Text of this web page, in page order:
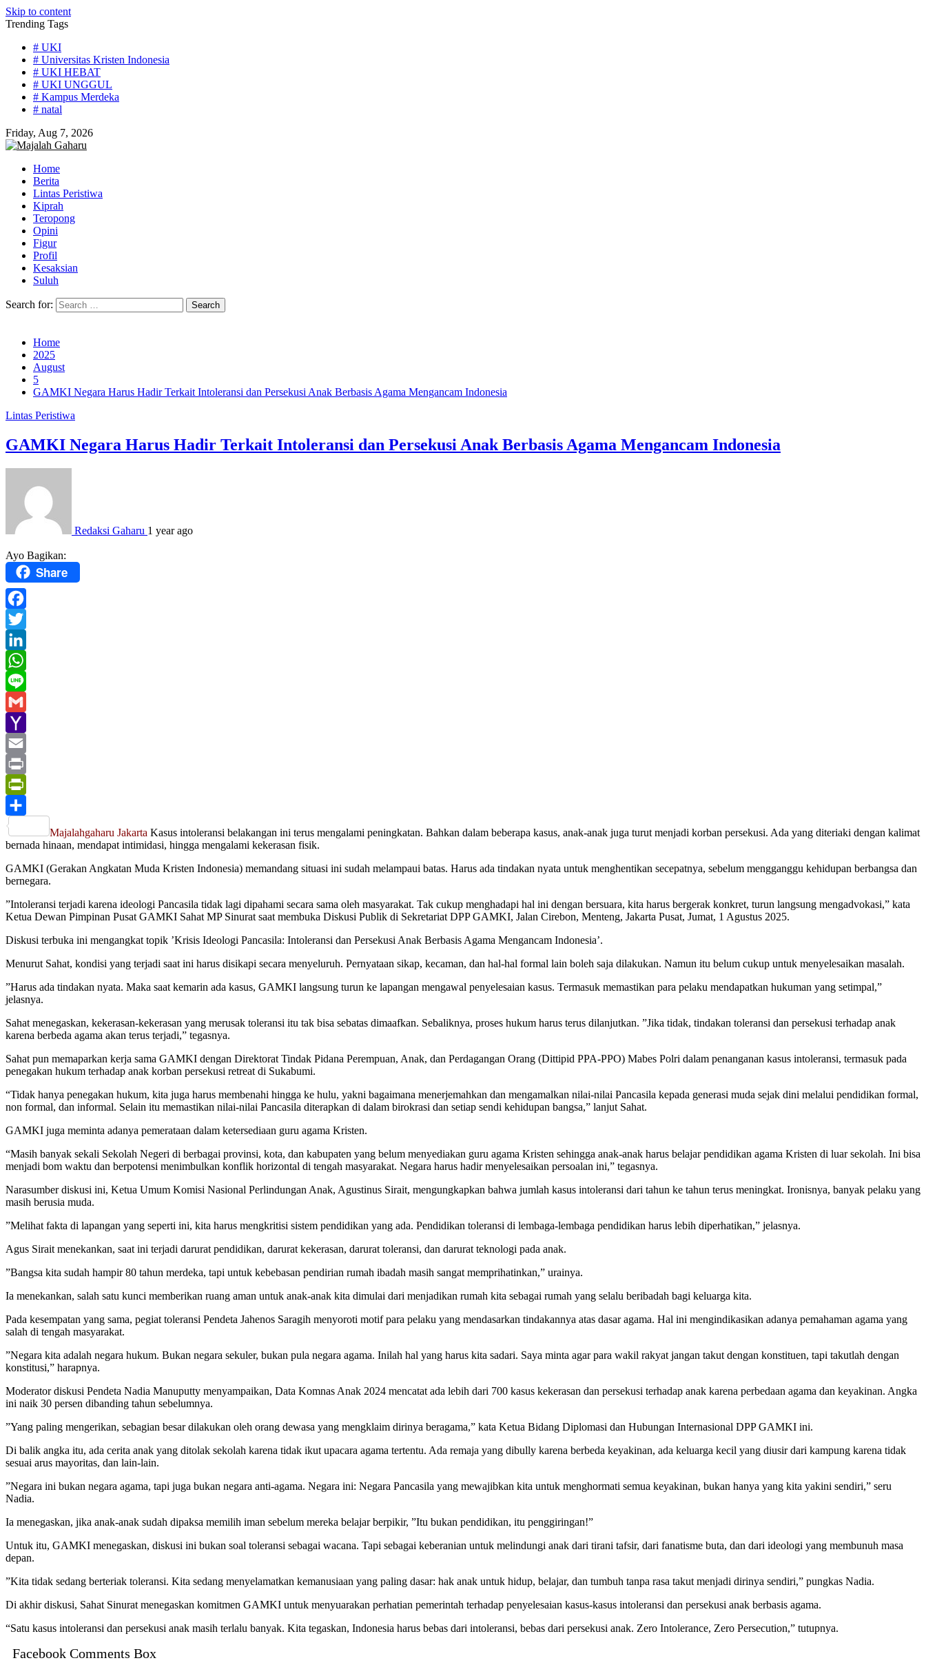
Skip to content
Trending Tags
# UKI
# Universitas Kristen Indonesia
# UKI HEBAT
# UKI UNGGUL
# Kampus Merdeka
# natal
Friday, Aug 7, 2026
Home
Berita
Lintas Peristiwa
Kiprah
Teropong
Opini
Figur
Profil
Kesaksian
Suluh
Search for:
Home
2025
August
5
GAMKI Negara Harus Hadir Terkait Intoleransi dan Persekusi Anak Berbasis Agama Mengancam Indonesia
Lintas Peristiwa
GAMKI Negara Harus Hadir Terkait Intoleransi dan Persekusi Anak Berbasis Agama Mengancam Indonesia
Redaksi Gaharu 1 year ago
Ayo Bagikan:
Share
Facebook
Twitter
LinkedIn
WhatsApp
Line
Gmail
Yahoo
Mail
Email
Print
PrintFriendly
Majalahgaharu Jakarta Kasus intoleransi belakangan ini terus mengalami peningkatan. Bahkan dalam beberapa kasus, anak-anak juga turut menjadi korban persekusi. Ada yang diteriaki dengan kalimat
bernada hinaan, mendapat intimidasi, hingga mengalami kekerasan fisik.
GAMKI (Gerakan Angkatan Muda Kristen Indonesia) memandang situasi ini sudah melampaui batas. Harus ada tindakan nyata untuk menghentikan secepatnya, sebelum mengganggu kehidupan berbangsa dan
bernegara.
”Intoleransi terjadi karena ideologi Pancasila tidak lagi dipahami secara sama oleh masyarakat. Tak cukup menghadapi hal ini dengan bersuara, kita harus bergerak konkret, turun langsung mengadvokasi,” kata
Ketua Dewan Pimpinan Pusat GAMKI Sahat MP Sinurat saat membuka Diskusi Publik di Sekretariat DPP GAMKI, Jalan Cirebon, Menteng, Jakarta Pusat, Jumat, 1 Agustus 2025.
Diskusi terbuka ini mengangkat topik ’Krisis Ideologi Pancasila: Intoleransi dan Persekusi Anak Berbasis Agama Mengancam Indonesia’.
Menurut Sahat, kondisi yang terjadi saat ini harus disikapi secara menyeluruh. Pernyataan sikap, kecaman, dan hal-hal formal lain boleh saja dilakukan. Namun itu belum cukup untuk menyelesaikan masalah.
”Harus ada tindakan nyata. Maka saat kemarin ada kasus, GAMKI langsung turun ke lapangan mengawal penyelesaian kasus. Termasuk memastikan para pelaku mendapatkan hukuman yang setimpal,”
jelasnya.
Sahat menegaskan, kekerasan-kekerasan yang merusak toleransi itu tak bisa sebatas dimaafkan. Sebaliknya, proses hukum harus terus dilanjutkan. ”Jika tidak, tindakan toleransi dan persekusi terhadap anak
karena berbeda agama akan terus terjadi,” tegasnya.
Sahat pun memaparkan kerja sama GAMKI dengan Direktorat Tindak Pidana Perempuan, Anak, dan Perdagangan Orang (Dittipid PPA-PPO) Mabes Polri dalam penanganan kasus intoleransi, termasuk pada
penegakan hukum terhadap anak korban persekusi retreat di Sukabumi.
“Tidak hanya penegakan hukum, kita juga harus membenahi hingga ke hulu, yakni bagaimana menerjemahkan dan mengamalkan nilai-nilai Pancasila kepada generasi muda sejak dini melalui pendidikan formal,
non formal, dan informal. Selain itu memastikan nilai-nilai Pancasila diterapkan di dalam birokrasi dan setiap sendi kehidupan bangsa,” lanjut Sahat.
GAMKI juga meminta adanya pemerataan dalam ketersediaan guru agama Kristen.
“Masih banyak sekali Sekolah Negeri di berbagai provinsi, kota, dan kabupaten yang belum menyediakan guru agama Kristen sehingga anak-anak harus belajar pendidikan agama Kristen di luar sekolah. Ini bisa
menjadi bom waktu dan berpotensi menimbulkan konflik horizontal di tengah masyarakat. Negara harus hadir menyelesaikan persoalan ini,” tegasnya.
Narasumber diskusi ini, Ketua Umum Komisi Nasional Perlindungan Anak, Agustinus Sirait, mengungkapkan bahwa jumlah kasus intoleransi dari tahun ke tahun terus meningkat. Ironisnya, banyak pelaku yang
masih berusia muda.
”Melihat fakta di lapangan yang seperti ini, kita harus mengkritisi sistem pendidikan yang ada. Pendidikan toleransi di lembaga-lembaga pendidikan harus lebih diperhatikan,” jelasnya.
Agus Sirait menekankan, saat ini terjadi darurat pendidikan, darurat kekerasan, darurat toleransi, dan darurat teknologi pada anak.
”Bangsa kita sudah hampir 80 tahun merdeka, tapi untuk kebebasan pendirian rumah ibadah masih sangat memprihatinkan,” urainya.
Ia menekankan, salah satu kunci memberikan ruang aman untuk anak-anak kita dimulai dari menjadikan rumah kita sebagai rumah yang selalu beribadah bagi keluarga kita.
Pada kesempatan yang sama, pegiat toleransi Pendeta Jahenos Saragih menyoroti motif para pelaku yang mendasarkan tindakannya atas dasar agama. Hal ini mengindikasikan adanya pemahaman agama yang
salah di tengah masyarakat.
”Negara kita adalah negara hukum. Bukan negara sekuler, bukan pula negara agama. Inilah hal yang harus kita sadari. Saya minta agar para wakil rakyat jangan takut dengan konstituen, tapi takutlah dengan
konstitusi,” harapnya.
Moderator diskusi Pendeta Nadia Manuputty menyampaikan, Data Komnas Anak 2024 mencatat ada lebih dari 700 kasus kekerasan dan persekusi terhadap anak karena perbedaan agama dan keyakinan. Angka
ini naik 30 persen dibanding tahun sebelumnya.
”Yang paling mengerikan, sebagian besar dilakukan oleh orang dewasa yang mengklaim dirinya beragama,” kata Ketua Bidang Diplomasi dan Hubungan Internasional DPP GAMKI ini.
Di balik angka itu, ada cerita anak yang ditolak sekolah karena tidak ikut upacara agama tertentu. Ada remaja yang dibully karena berbeda keyakinan, ada keluarga kecil yang diusir dari kampung karena tidak
sesuai arus mayoritas, dan lain-lain.
”Negara ini bukan negara agama, tapi juga bukan negara anti-agama. Negara ini: Negara Pancasila yang mewajibkan kita untuk menghormati semua keyakinan, bukan hanya yang kita yakini sendiri,” seru
Nadia.
Ia menegaskan, jika anak-anak sudah dipaksa memilih iman sebelum mereka belajar berpikir, ”Itu bukan pendidikan, itu penggiringan!”
Untuk itu, GAMKI menegaskan, diskusi ini bukan soal toleransi sebagai wacana. Tapi sebagai keberanian untuk melindungi anak dari tirani tafsir, dari fanatisme buta, dan dari ideologi yang membunuh masa
depan.
”Kita tidak sedang berteriak toleransi. Kita sedang menyelamatkan kemanusiaan yang paling dasar: hak anak untuk hidup, belajar, dan tumbuh tanpa rasa takut menjadi dirinya sendiri,” pungkas Nadia.
Di akhir diskusi, Sahat Sinurat menegaskan komitmen GAMKI untuk menyuarakan perhatian pemerintah terhadap penyelesaian kasus-kasus intoleransi dan persekusi anak berbasis agama.
“Satu kasus intoleransi dan persekusi anak masih terlalu banyak. Kita tegaskan, Indonesia harus bebas dari intoleransi, bebas dari persekusi anak. Zero Intolerance, Zero Persecution,” tutupnya.
Facebook Comments Box